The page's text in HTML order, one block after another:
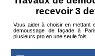
recevoir 3
Vous aider à choisir en mettant
demoussage de façade à
plusieurs pro en une seule fois.